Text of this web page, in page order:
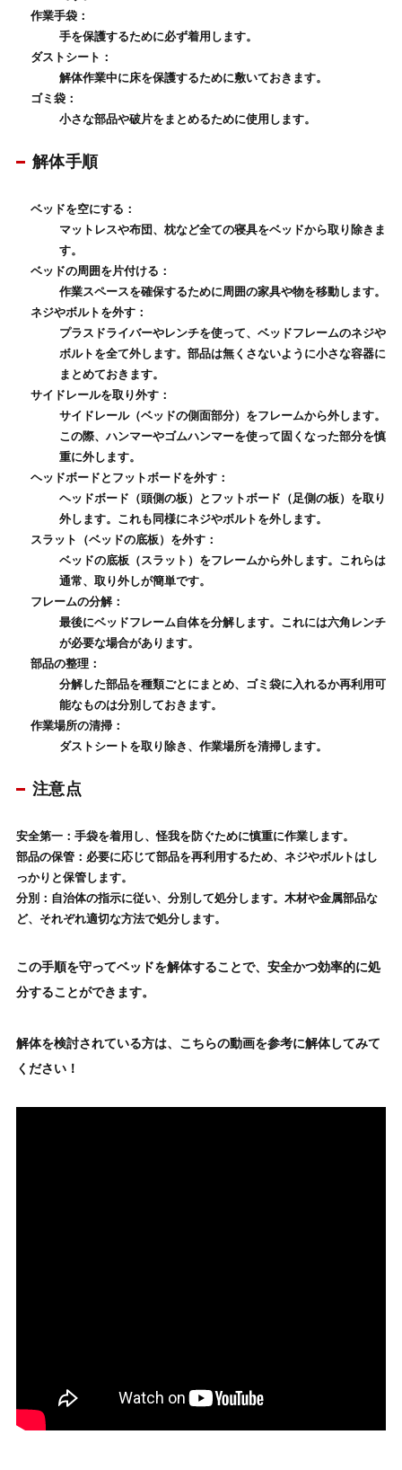
作業手袋：
手を保護するために必ず着用します。
ダストシート ：
解体作業中に床を保護するために敷いておきます。
ゴミ袋：
小さな部品や破片をまとめるために使用します。
解体手順
ベッドを空にする ：
マットレスや布団、枕など全ての寝具をベッドから取り除きま
す。
ベッドの周囲を片付ける ：
作業スペースを確保するために周囲の家具や物を移動します。
ネジやボルトを外す：
プラスドライバーやレンチを使って、 ベッドフレームのネジや
ボルトを全て外します。部品は無くさないように小さな容器に
まとめておきます。
サイドレールを取り外す：
サイドレール（ベッドの側面部分）をフレームから外します。
この際、ハンマーやゴムハンマーを使って固くなった部分を慎
重に外します。
ヘッドボードとフットボードを外す：
ヘッドボード（頭側の板）とフットボード（足側の板）を取り
外します。これも同様にネジやボルトを外します。
スラット（ベッドの底板）を外す：
ベッドの底板（スラット）をフレームから外します。これらは
通常、取り外しが簡単です。
フレームの分解：
最後にベッドフレーム自体を分解します。これには六角レンチ
が必要な場合があります。
部品の整理：
分解した部品を種類ごとにまとめ、ゴミ袋に入れるか再利用可
能なものは分別しておきます。
作業場所の清掃：
ダストシートを取り除き、作業場所を清掃します。
注意点
安全第一：手袋を着用し、怪我を防ぐために慎重に作業します。
部品の保管：必要に応じて部品を再利用するため、ネジやボルトはし
っかりと保管します。
分別 ：自治体の指示に従い、 分別して処分します。木材や金属部品な
ど、それぞれ適切な方法で処分します。
この手順を守ってベッドを解体することで、 安全かつ効率的に処
分することができます。
解体を検討されている方は、こちらの動画を参考に解体してみて
ください！